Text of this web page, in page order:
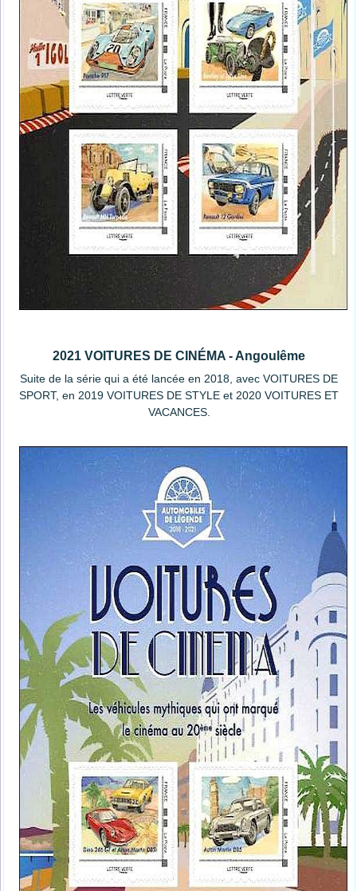
2021 VOITURES DE CINÉMA - Angoulême
Suite de la série qui a été lancée en 2018, avec VOITURES DE
SPORT, en 2019 VOITURES DE STYLE et 2020 VOITURES ET
VACANCES.